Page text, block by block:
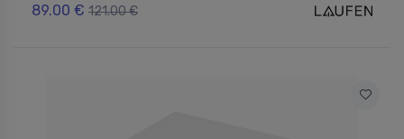
89.00 € 121.00 €